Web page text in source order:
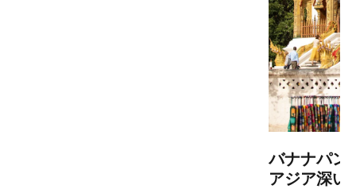
バナナパン
アジア深い